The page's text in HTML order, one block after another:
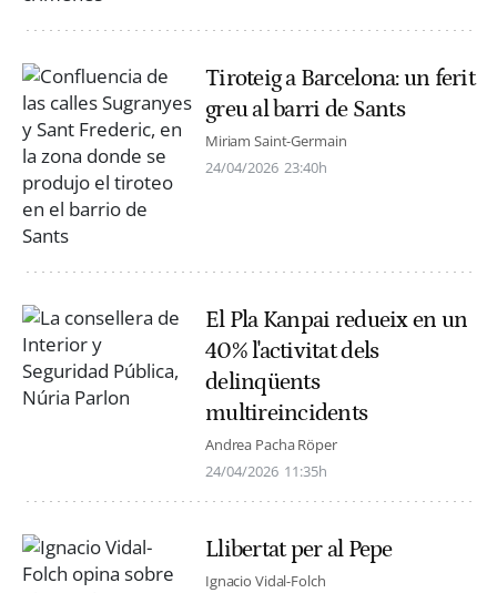
Tiroteig a Barcelona: un ferit
greu al barri de Sants
Miriam Saint-Germain
24/04/2026 23:40h
El Pla Kanpai redueix en un
40% l'activitat dels
delinqüents
multireincidents
Andrea Pacha Röper
24/04/2026 11:35h
Llibertat per al Pepe
Ignacio Vidal-Folch